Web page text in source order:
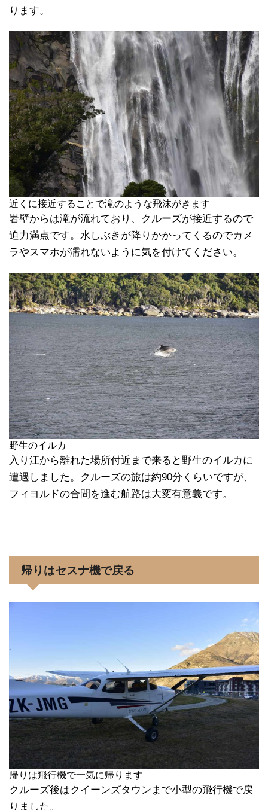
ります。
近くに接近することで滝のような飛沫がきます
岩壁からは滝が流れており、クルーズが接近するので
迫力満点です。水しぶきが降りかかってくるのでカメ
ラやスマホが濡れないように気を付けてください。
野生のイルカ
入り江から離れた場所付近まで来ると野生のイルカに
遭遇しました。クルーズの旅は約90分くらいですが、
フィヨルドの合間を進む航路は大変有意義です。
帰りはセスナ機で戻る
帰りは飛行機で一気に帰ります
クルーズ後はクイーンズタウンまで小型の飛行機で戻
りました。